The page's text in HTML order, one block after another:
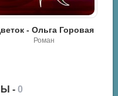
- Ольга Горовая
Роман
- 0